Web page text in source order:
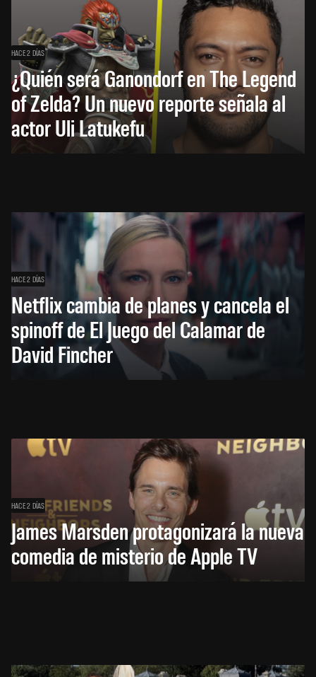
HACE 2 DÍAS
¿Quién será Ganondorf en The Legend
of Zelda? Un nuevo reporte señala al
actor Uli Latukefu
HACE 2 DÍAS
Netflix cambia de planes y cancela el
spinoff de El Juego del Calamar de
David Fincher
HACE 2 DÍAS
James Marsden protagonizará la nueva
comedia de misterio de Apple TV